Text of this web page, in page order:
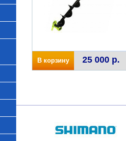
В корзину 25 000 р.